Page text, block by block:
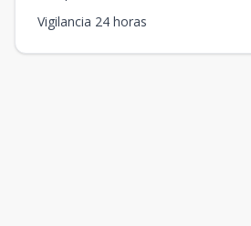
Vigilancia 24 horas